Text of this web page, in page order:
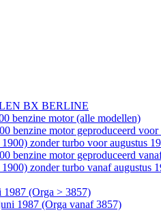
BX BERLINE
benzine motor (alle modellen)
benzine motor geproduceerd
zonder turbo voor augustus
benzine motor geproduceerd
zonder turbo vanaf augustus
(Orga > 3857)
1987 (Orga vanaf 3857)